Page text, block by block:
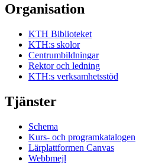
Organisation
KTH Biblioteket
KTH:s skolor
Centrumbildningar
Rektor och ledning
KTH:s verksamhetsstöd
Tjänster
Schema
Kurs- och programkatalogen
Lärplattformen Canvas
Webbmejl